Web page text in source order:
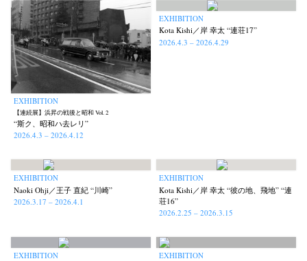
EXHIBITION
【連続展】浜昇の戦後と昭和 Vol. 2
“斯ク、昭和ハ去レリ”
2026.4.3 – 2026.4.12
EXHIBITION
Kota Kishi／岸 幸太 “連荘17”
2026.4.3 – 2026.4.29
EXHIBITION
Naoki Ohji／王子 直紀 “川崎”
2026.3.17 – 2026.4.1
EXHIBITION
Kota Kishi／岸 幸太 “彼の地、飛地” “連
荘16”
2026.2.25 – 2026.3.15
EXHIBITION
EXHIBITION